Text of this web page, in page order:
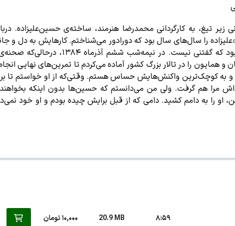
تیغ، به کارگردانی محمد‌رضا هنرمند، ساخته‌ی حسین‌علیزاده.
را سال‌های سال بود که دورادور می‌شناختم. کارهایش به دل و
چنان مرا از زمین جدا کرده بود که گفتنی نیست. در
و همایون را در تالار بزرگ کشور آماده می‌کردم تا تمرین‌های نهایی
و به کوچک‌ترین واکنش‌هایش حساس هستم. وقتی‌که از او خواستم تا
مرا هم گرفت. ولی من می‌دانستم که حسین‌ها بدون اینکه بخواهند
او را به دامم کشید. دامی که از قبل برایش چیده بودم و او خود
8:59
20.9 MB 10,000 تومان